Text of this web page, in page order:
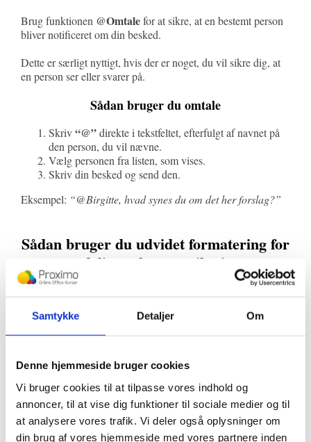
Samtykke Detaljer Om
Denne hjemmeside bruger cookies
Vi bruger cookies til at tilpasse vores indhold og
annoncer, til at vise dig funktioner til sociale medier og til
at analysere vores trafik. Vi deler også oplysninger om
din brug af vores hjemmeside med vores partnere inden
Brug funktionen @Omtalefor at sikre, at en bestemt person
bliver notificeret om din besked.
Dette er særligt nyttigt, hvis der er noget, du vil sikre dig, at
en person ser eller svarer på.
Sådan bruger du omtale
Skriv“@”direkte i tekstfeltet, efterfulgt af navnet på
den person, du vil nævne.
Vælg personen fra listen, som vises.
Skriv din besked og send den.
Eksempel: “@Birgitte, hvad synes du om det her forslag?”
Sådan bruger du udvidet formatering for
tydeligere kommunikation
Hvis du vil gøre dine beskeder mere tydelige, kan du benytte
de indbyggede formateringsmuligheder i Teams.
Når du klikker på knappen med et “A”, kan du blandt andet:
Tilføje et emne til din besked.
Oprette punktopstillinger eller tabeller.
Indsætte links på en pæn måde, så lange URL’er
skjules bag tekst.